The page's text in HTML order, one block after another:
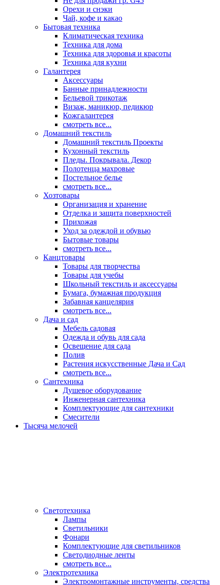
Орехи и снэки
Чай, кофе и какао
Бытовая техника
Климатическая техника
Техника для дома
Техника для здоровья и красоты
Техника для кухни
Галантерея
Аксессуары
Банные принадлежности
Бельевой трикотаж
Визаж, маникюр, педикюр
Кожгалантерея
смотреть все...
Домашний текстиль
Домашний текстиль Проекты
Кухонный текстиль
Пледы. Покрывала. Декор
Полотенца махровые
Постельное белье
смотреть все...
Хозтовары
Организация и хранение
Отделка и защита поверхностей
Прихожая
Уход за одеждой и обувью
Бытовые товары
смотреть все...
Канцтовары
Товары для творчества
Товары для учебы
Школьный текстиль и аксессуары
Бумага, бумажная продукция
Забавная канцелярия
смотреть все...
Дача и сад
Мебель садовая
Одежда и обувь для сада
Освещение для сада
Полив
Растения искусственные Дача и Сад
смотреть все...
Сантехника
Душевое оборудование
Инженерная сантехника
Комплектующие для сантехники
Смесители
Тысяча мелочей
Светотехника
Лампы
Светильники
Фонари
Комплектующие для светильников
Светодиодные ленты
смотреть все...
Электротехника
Электромонтажные инструменты, средства